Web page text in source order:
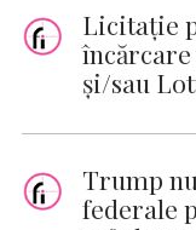
Licitație
și/sau
Trump
federale